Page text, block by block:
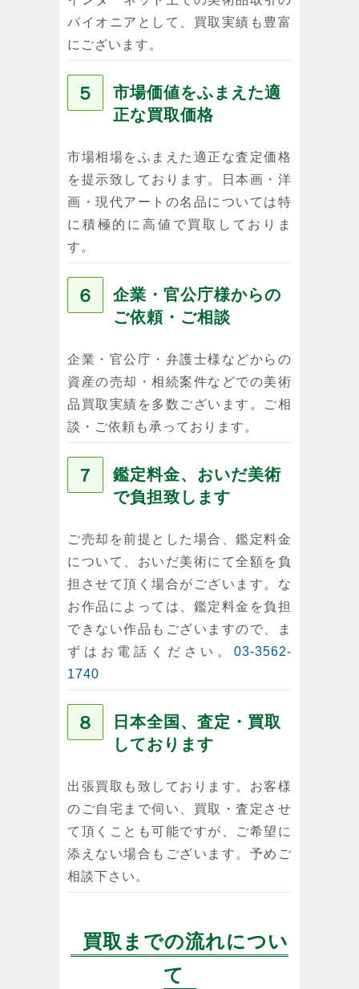
パイオニアとして、買取実績も豊富
にございます。
５
市場価値をふまえた適
正な買取価格
市場相場をふまえた適正な査定価格
を提示致しております。日本画・洋
画・現代アートの名品については特
に積極的に高値で買取しておりま
す。
６
企業・官公庁様からの
ご依頼・ご相談
企業・官公庁・弁護士様などからの
資産の売却・相続案件などでの美術
品買取実績を多数ございます。ご相
談・ご依頼も承っております。
７
鑑定料金、おいだ美術
で負担致します
ご売却を前提とした場合、鑑定料金
について、おいだ美術にて全額を負
担させて頂く場合がございます。な
お作品によっては、鑑定料金を負担
できない作品もございますので、ま
ずはお電話ください。 03-3562-
1740
８
日本全国、査定・買取
しております
出張買取も致しております。お客様
のご自宅まで伺い、買取・査定させ
て頂くことも可能ですが、ご希望に
添えない場合もございます。予めご
相談下さい。
買取までの流れについ
て